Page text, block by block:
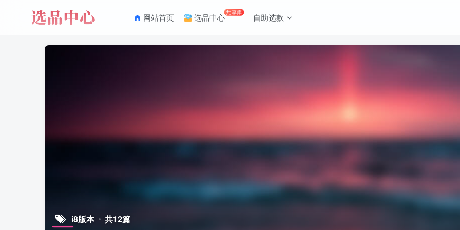
网站首页 选品中心共享库 自助选款
i8版本 共12篇